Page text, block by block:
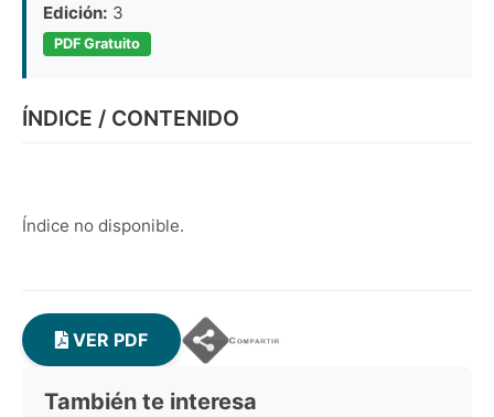
Edición: 3
PDF Gratuito
ÍNDICE / CONTENIDO
Índice no disponible.
VER PDF
También te interesa